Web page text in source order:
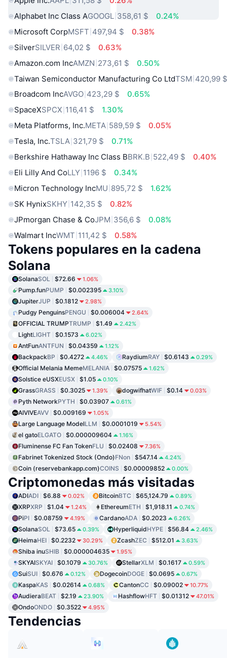
Alphabet Inc Class AGOOGL 358,61 $
0.24%
Microsoft CorpMSFT 497,94 $
0.38%
SilverSILVER 64,02 $
0.63%
Amazon.com IncAMZN 273,61 $
0.50%
Taiwan Semiconductor Manufacturing Co LtdTSM 420,99
Broadcom IncAVGO 423,29 $
0.65%
SpaceXSPCX 116,41 $
1.30%
Meta Platforms, Inc.META 589,59 $
0.05%
Tesla, Inc.TSLA 321,79 $
0.71%
Berkshire Hathaway Inc Class BBRK.B 522,49 $
0.40%
Eli Lilly And CoLLY 1196 $
0.34%
Micron Technology IncMU 895,72 $
1.62%
SK HynixSKHY 142,35 $
0.82%
JPmorgan Chase & CoJPM 356,6 $
0.08%
Walmart IncWMT 111,42 $ 0.58%
Tokens populares en la cadena
Solana
SolanaSOL $72.66 1.06%
Pump.funPUMP $0.002395 3.10%
JupiterJUP $0.1812 2.98%
Pudgy PenguinsPENGU $0.006004 2.64%
OFFICIAL TRUMPTRUMP $1.49 2.42%
LightLIGHT $0.1573 6.02%
AntFunANTFUN $0.04359 1.12%
BackpackBP $0.4272 4.46% RaydiumRAY $0.6143 0.29%
Official Melania MemeMELANIA $0.07575 1.62%
Solstice eUSXEUSX $1.05 0.10%
GrassGRASS $0.3025 1.39% dogwifhatWIF $0.14 0.03%
Pyth NetworkPYTH $0.03907 0.61%
AIVIVEAVV $0.009169 1.05%
Large Language ModelLLM $0.0001019 5.54%
el gatoELGATO $0.000009604 1.16%
Fluminense FC Fan TokenFLU $0.02408 7.36%
Fabrinet Tokenized Stock (Ondo)FNon $547.14 4.24%
Coin (reservebankapp.com)COINS $0.00009852 0.00%
Criptomonedas más visitadas
ADIADI $6.88 0.02% BitcoinBTC $65,124.79 0.89%
XRPXRP $1.04 1.24% EthereumETH $1,918.11 0.74%
PiPI $0.08759 4.19% CardanoADA $0.2023 6.26%
SolanaSOL $73.65 0.39% HyperliquidHYPE $56.84 2.46%
HeimaHEI $0.2232 30.29% ZcashZEC $512.01 3.63%
Shiba inuSHIB $0.000004635 1.95%
SKYAISKYAI $0.1079 30.76% StellarXLM $0.1617 0.59%
SuiSUI $0.676 0.12% DogecoinDOGE $0.0695 0.67%
KaspaKAS $0.02614 0.68% CantonCC $0.09002 10.77%
AudieraBEAT $2.19 23.90% HashflowHFT $0.01312 47.01%
OndoONDO $0.3522 4.95%
Tendencias